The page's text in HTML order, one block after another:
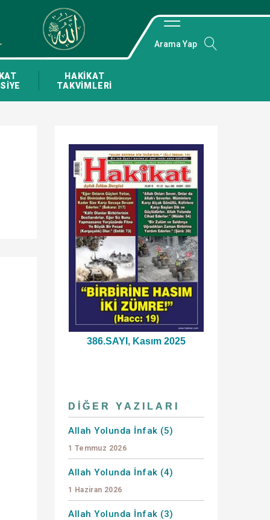
HAKİKAT
TAKVİMLERİ
Arama Yap
386.SAYI, Kasım 2025
DIĞER YAZILARI
Allah Yolunda İnfak (5)
1 Temmuz 2026
Allah Yolunda İnfak (4)
1 Haziran 2026
Allah Yolunda İnfak (3)